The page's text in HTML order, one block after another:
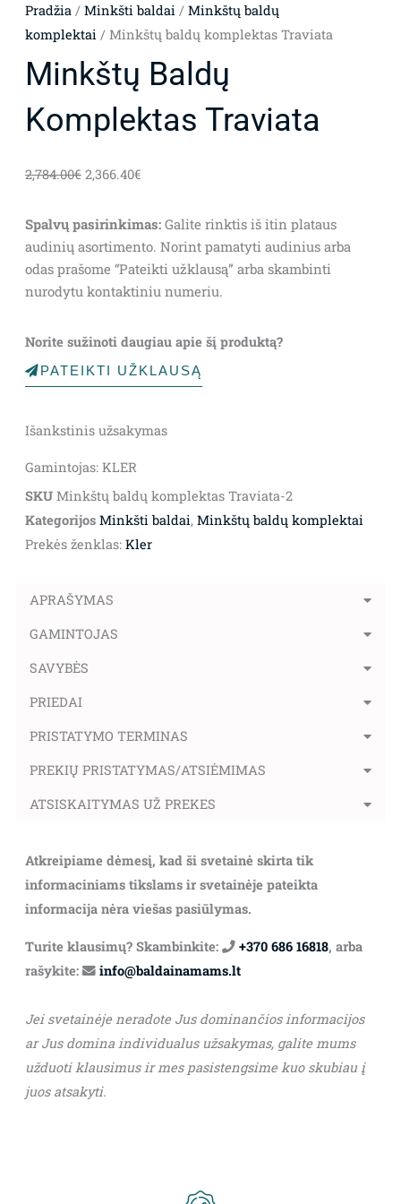
Pradžia/ Minkšti baldai/ Minkštų baldų
komplektai/ Minkštų baldų komplektas Traviata
Minkštų Baldų
Komplektas Traviata
2,784.00€ price
2,784.00€.
2,366.40€price
2,366.40€.
Spalvų pasirinkimas:Galite rinktis iš itin plataus
audinių asortimento. Norint pamatyti audinius arba
odas prašome “Pateikti užklausą” arba skambinti
nurodytu kontaktiniu numeriu.
Norite sužinoti daugiau apie šį produktą?
PATEIKTI UŽKLAUSĄ
Išankstinis užsakymas
Gamintojas: KLER
SKU Minkštų baldų komplektas Traviata-2
Kategorijos Minkšti baldai, Minkštų baldų komplektai
Prekės ženklas: Kler
APRAŠYMAS
GAMINTOJAS
SAVYBĖS
PRIEDAI
PRISTATYMO TERMINAS
PREKIŲ PRISTATYMAS/ATSIĖMIMAS
ATSISKAITYMAS UŽ PREKES
Atkreipiame dėmesį, kad ši svetainė skirta tik
informaciniams tikslams ir svetainėje pateikta
informacija nėra viešas pasiūlymas.
Turite klausimų? Skambinkite: +370 686 16818, arba
rašykite:
info@baldainamams.lt
Jei svetainėje neradote Jus dominančios informacijos
ar Jus domina individualus užsakymas, galite mums
užduoti klausimus ir mes pasistengsime kuo skubiau į
juos atsakyti.